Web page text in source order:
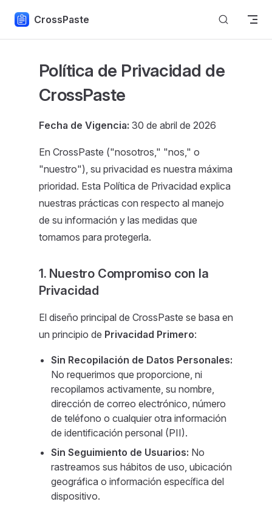
Skip to content
CrossPaste
Política de Privacidad de
CrossPaste
Fecha de Vigencia: 30 de abril de 2026
En CrossPaste ("nosotros," "nos," o
"nuestro"), su privacidad es nuestra máxima
prioridad. Esta Política de Privacidad explica
nuestras prácticas con respecto al manejo
de su información y las medidas que
tomamos para protegerla.
1. Nuestro Compromiso con la
Privacidad
El diseño principal de CrossPaste se basa en
un principio de Privacidad Primero:
Sin Recopilación de Datos Personales:
No requerimos que proporcione, ni
recopilamos activamente, su nombre,
dirección de correo electrónico, número
de teléfono o cualquier otra información
de identificación personal (PII).
Sin Seguimiento de Usuarios: No
rastreamos sus hábitos de uso, ubicación
geográfica o información específica del
dispositivo.